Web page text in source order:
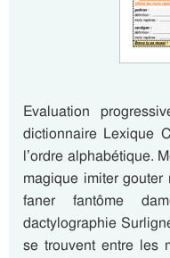
Evaluation
dictionnaire Lexique
l’ordre alphabétique.
magique imiter
faner fantôme
dactylographie
se trouvent entre les